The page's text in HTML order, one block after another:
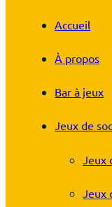
Accueil
À propos
Bar à jeux
Jeux de
Jeux
Jeux